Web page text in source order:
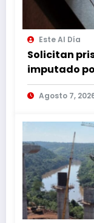
Este Al Día
Solicitan
imputado
Agosto 7,